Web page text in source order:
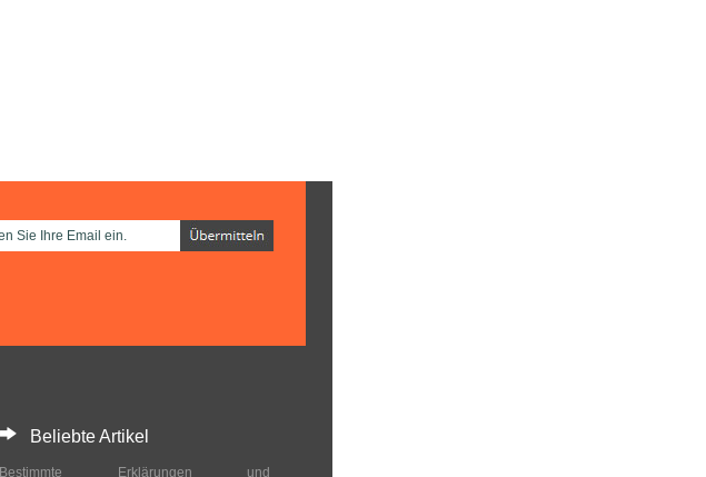
Beliebte Artikel
Bestimmte Erklärungen und